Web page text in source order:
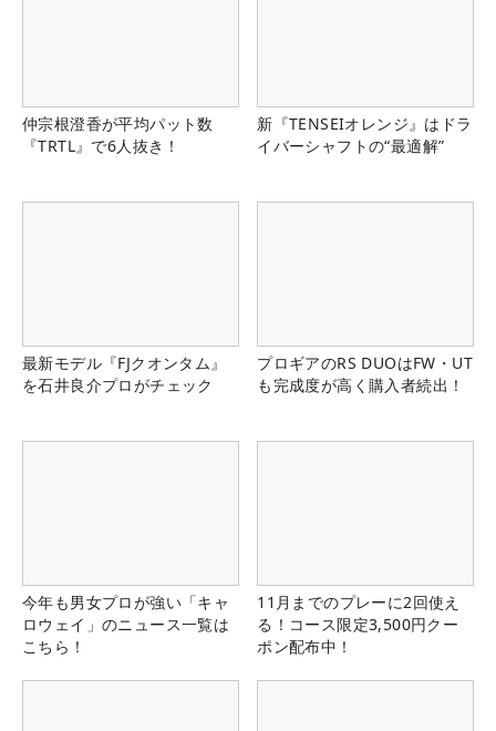
仲宗根澄香が平均パット数
『TRTL』で6人抜き！
新『TENSEIオレンジ』はドラ
イバーシャフトの“最適解”
最新モデル『FJクオンタム』
を石井良介プロがチェック
プロギアのRS DUOはFW・UT
も完成度が高く購入者続出！
今年も男女プロが強い「キャ
ロウェイ」のニュース一覧は
こちら！
11月までのプレーに2回使え
る！コース限定3,500円クー
ポン配布中！